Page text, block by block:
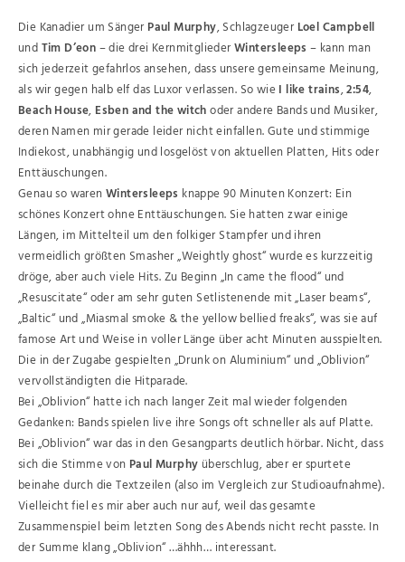
Die Kanadier um Sänger Paul Murphy, Schlagzeuger Loel Campbell
undTim D’eon– die drei KernmitgliederWintersleeps – kann man
sich jederzeit gefahrlos ansehen, dass unsere gemeinsame Meinung,
als wir gegen halb elf das Luxor verlassen. So wieI like trains,2:54,
Beach House, Esben and the witchoder andere Bands und Musiker,
deren Namen mir gerade leider nicht einfallen. Gute und stimmige
Indiekost, unabhängig und losgelöst von aktuellen Platten, Hits oder
Enttäuschungen.
Genau so warenWintersleeps knappe 90 Minuten Konzert: Ein
schönes Konzert ohne Enttäuschungen. Sie hatten zwar einige
Längen, im Mittelteil um den folkiger Stampfer und ihren
vermeidlich größten Smasher „Weightly ghost“ wurde es kurzzeitig
dröge, aber auch viele Hits. Zu Beginn „In came the flood“ und
„Resuscitate“ oder am sehr guten Setlistenende mit „Laser beams“,
„Baltic“ und „Miasmal smoke & the yellow bellied freaks“, was sie auf
famose Art und Weise in voller Länge über acht Minuten ausspielten.
Die in der Zugabe gespielten „Drunk on Aluminium“ und „Oblivion“
vervollständigten die Hitparade.
Bei „Oblivion“ hatte ich nach langer Zeit mal wieder folgenden
Gedanken: Bands spielen live ihre Songs oft schneller als auf Platte.
Bei „Oblivion“ war das in den Gesangparts deutlich hörbar. Nicht, dass
sich die Stimme von Paul Murphy überschlug, aber er spurtete
beinahe durch die Textzeilen (also im Vergleich zur Studioaufnahme).
Vielleicht fiel es mir aber auch nur auf, weil das gesamte
Zusammenspiel beim letzten Song des Abends nicht recht passte. In
der Summe klang „Oblivion“ …ähhh… interessant.